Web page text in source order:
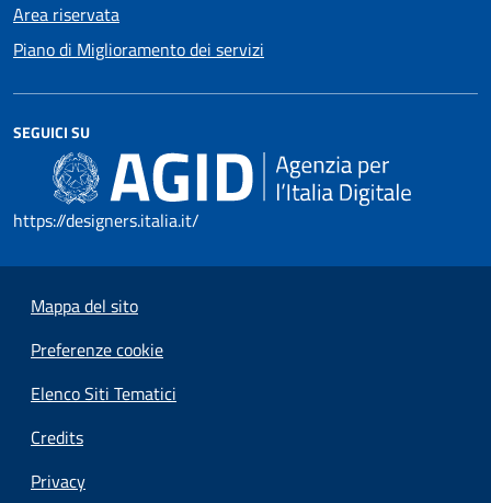
Area riservata
Piano di Miglioramento dei servizi
SEGUICI SU
https://designers.italia.it/
Mappa del sito
Preferenze cookie
Elenco Siti Tematici
Credits
Privacy